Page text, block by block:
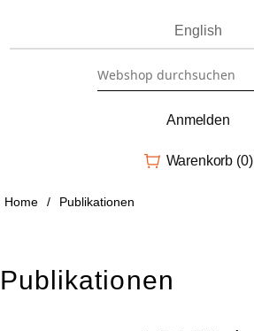
English
Anmelden
Warenkorb (0)
Home / Publikationen
Publikationen